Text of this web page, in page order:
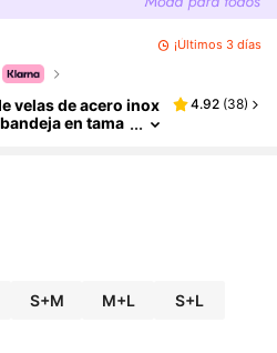
¡Últimos 3 días
velas de acero inox
en tama
fiestas de cumple
y decoración del
4.92 (38)
S+M M+L S+L